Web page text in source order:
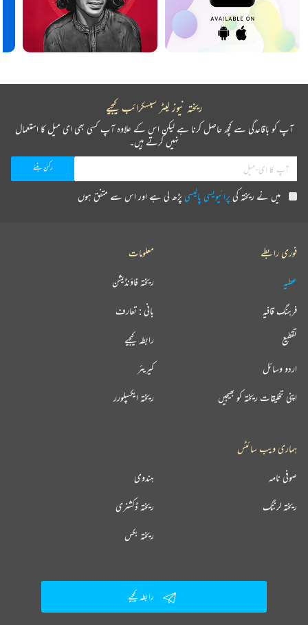
ریختہ نیوز لیٹر سبسکرائب کیجیے
آپ کو باقاعدگی سے کچھ حاصل کرنا ہے لیکن اس کے علاوہ آپ کسی بھی ای میل کا استعمال
نہیں کرتے ہیں۔
میں نے ریختہ کیپرائیویسی پالیسیپڑھ لی ہے اور اس سے متفق ہوں
فوری رابطے
عطیہ
فرہنگ قافیہ
تقطیع
اردو وسائل
اپنی تخلیقات ریختہ کو بھیجیں
معلومات
ریختہ فاؤنڈیشن
بانی : تعارف
رابطہ کیجیے
کیریئر
ریختہ ایکسپلورر
ہماری ویب سائٹس
ہندوی صوفی نامہ
ریختہ ڈکشنری ریختہ لرننگ
ریختہ بکس
رابطہ کیجیے